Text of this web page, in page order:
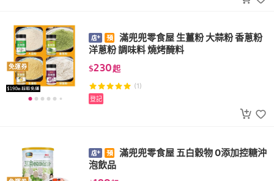
免運券
滿兜兜零食屋 生薑粉 大蒜粉 香蔥粉
洋蔥粉 調味料 燒烤醃料
$230起
(1)
登記
滿兜兜零食屋 五白穀物 0添加控糖沖
泡飲品